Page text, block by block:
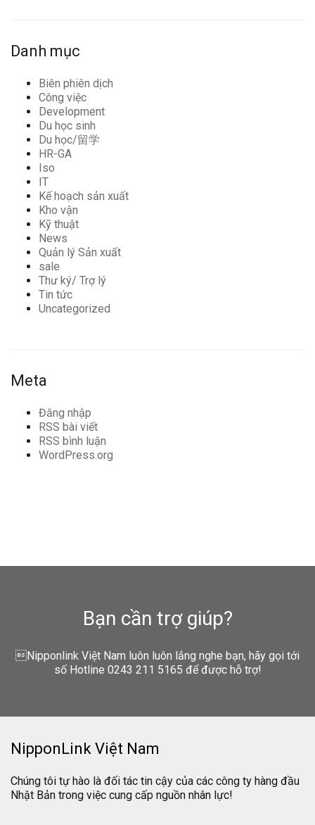
Danh mục
Biên phiên dịch
Công việc
Development
Du học sinh
Du học/留学
HR-GA
Iso
IT
Kế hoạch sản xuất
Kho vận
Kỹ thuật
News
Quản lý Sản xuất
sale
Thư ký/ Trợ lý
Tin tức
Uncategorized
Meta
Đăng nhập
RSS bài viết
RSS bình luận
WordPress.org
Bạn cần trợ giúp?
Nipponlink Việt Nam luôn luôn lắng nghe bạn, hãy gọi tới
số Hotline 0243 211 5165 để được hỗ trợ!
NipponLink Việt Nam
Chúng tôi tự hào là đối tác tin cậy của các công ty hàng đầu
Nhật Bản trong việc cung cấp nguồn nhân lực!